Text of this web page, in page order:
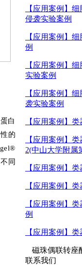
白
的
同
【应用案例】 细
侵袭实验案例
【应用案例】 细
例
【应用案例】 细
实验案例
【应用案例】 细
袭实验案例
【应用案例】 类
【应用案例】 类
2(中山大学附属
【应用案例】 类
【应用案例】 类
【应用案例】 类
例
【应用案例】 类
磁珠偶联转座
联系我们